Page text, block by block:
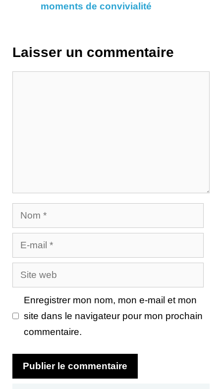
moments de convivialité
Laisser un commentaire
Nom
E-
mail
Site
web
Enregistrer mon nom, mon e-mail et mon
site dans le navigateur pour mon prochain
commentaire.